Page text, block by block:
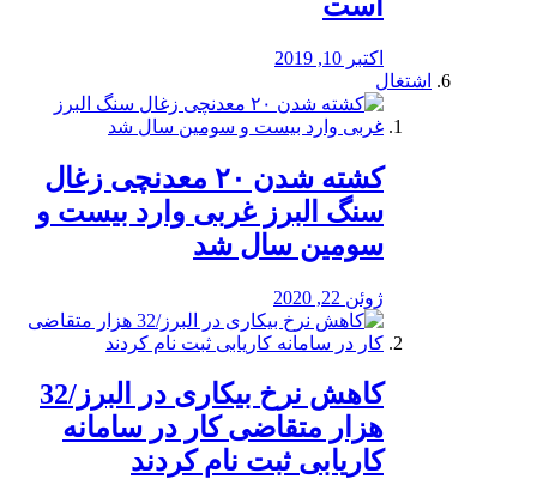
اکتبر 10, 2019
اشتغال
کشته شدن ۲۰ معدنچی زغال
سنگ البرز غربی وارد بیست و
سومین سال شد
ژوئن 22, 2020
کاهش نرخ بیکاری در البرز/32
هزار متقاضی کار در سامانه
کاریابی ثبت نام کردند